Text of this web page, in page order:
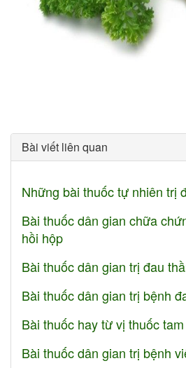
Bài viết liên quan
Những bài thuốc tự nhiên trị
Bài thuốc dân gian chữa
hồi hộp
Bài thuốc dân gian trị đau
Bài thuốc dân gian trị bệnh
Bài thuốc hay từ vị thuốc
Bài thuốc dân gian trị bệnh